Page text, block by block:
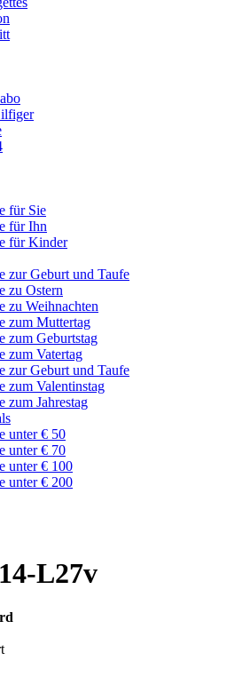
für Sie
für Ihn
für Kinder
zur Geburt und Taufe
zu Ostern
zu Weihnachten
zum Muttertag
zum Geburtstag
zum Vatertag
zur Geburt und Taufe
zum Valentinstag
zum Jahrestag
unter € 50
unter € 70
unter € 100
unter € 200
L27v